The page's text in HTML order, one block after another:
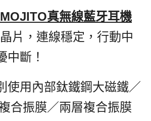
真無線藍牙耳機,
片，連線穩定，行動中
中斷！
使用內部鈦鐵鋼大磁鐵／
合振膜／兩層複合振膜